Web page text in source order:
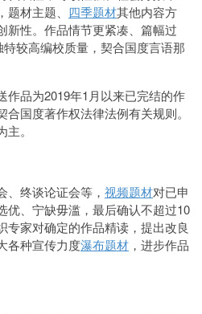
材主题、 四季题材其他内容方
新性。作品情节更紧凑、篇幅过
特较高编校质量，契合国度言语那
作品为2019年1月以来已完结的作
国度著作权法律法例有关规则。
。
、终谈论证会等， 视频题材对已申
优、宁缺毋滥，最后确认不超过10
专家对确定的作品精读，提出改良
各种宣传力度瀑布题材 ，进步作品